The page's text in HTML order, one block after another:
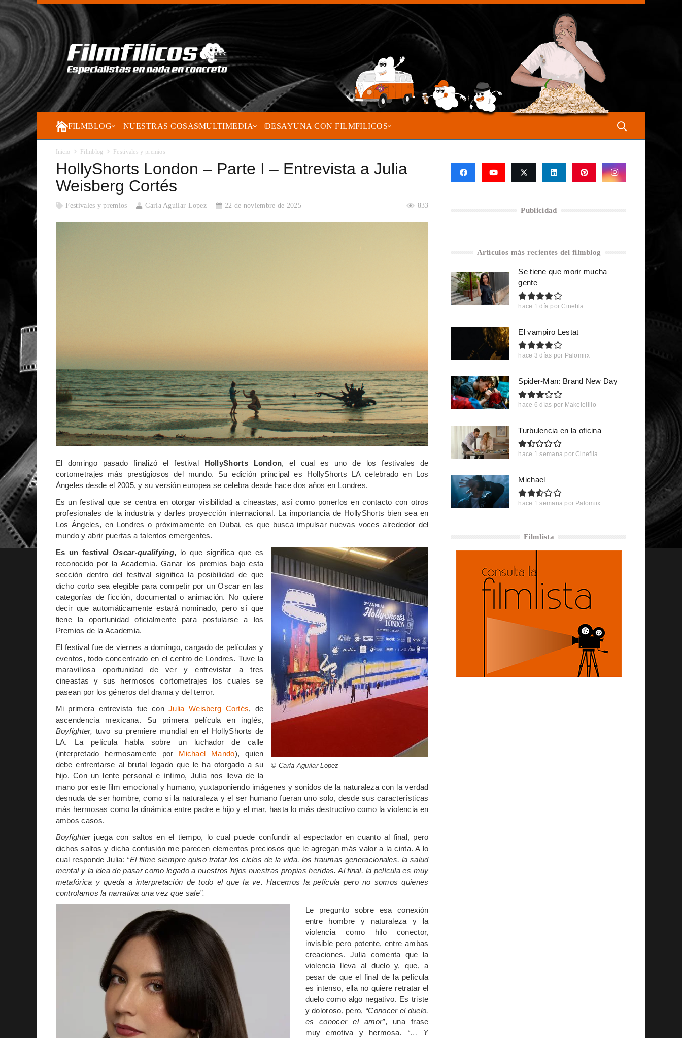
FILMBLOG NUESTRAS COSASMULTIMEDIA DESAYUNA CON FILMFILICOS
Inicio Filmblog Festivales y premios
HollyShorts London – Parte I – Entrevista a Julia
Weisberg Cortés
Festivales y premios Carla Aguilar Lopez 22 de noviembre de 2025 833
El domingo pasado finalizó el festival HollyShorts London, el cual es uno de los festivales de
cortometrajes más prestigiosos del mundo. Su edición principal es HollyShorts LA celebrado en Los
Ángeles desde el 2005, y su versión europea se celebra desde hace dos años en Londres.
Es un festival que se centra en otorgar visibilidad a cineastas, así como ponerlos en contacto con otros
profesionales de la industria y darles proyección internacional. La importancia de HollyShorts bien sea en
Los Ángeles, en Londres o próximamente en Dubai, es que busca impulsar nuevas voces alrededor del
mundo y abrir puertas a talentos emergentes.
© Carla Aguilar Lopez
Es un festivalOscar-qualifying, lo que significa que es
reconocido por la Academia. Ganar los premios bajo esta
sección dentro del festival significa la posibilidad de que
dicho corto sea elegible para competir por un Oscar en las
categorías de ficción, documental o animación. No quiere
decir que automáticamente estará nominado, pero sí que
tiene la oportunidad oficialmente para postularse a los
Premios de la Academia.
El festival fue de viernes a domingo, cargado de películas y
eventos, todo concentrado en el centro de Londres. Tuve la
maravillosa oportunidad de ver y entrevistar a tres
cineastas y sus hermosos cortometrajes los cuales se
pasean por los géneros del drama y del terror.
Mi primera entrevista fue conJulia Weisberg Cortés, de
ascendencia mexicana. Su primera película en inglés,
Boyfighter, tuvo su premiere mundial en el HollyShorts de
LA. La película habla sobre un luchador de calle
(interpretado hermosamente por Michael Mando), quien
debe enfrentarse al brutal legado que le ha otorgado a su
hijo. Con un lente personal e íntimo, Julia nos lleva de la
mano por este film emocional y humano, yuxtaponiendo imágenes y sonidos de la naturaleza con la verdad
desnuda de ser hombre, como si la naturaleza y el ser humano fueran uno solo, desde sus características
más hermosas como la dinámica entre padre e hijo y el mar, hasta lo más destructivo como la violencia en
ambos casos.
Boyfighterjuega con saltos en el tiempo, lo cual puede confundir al espectador en cuanto al final, pero
dichos saltos y dicha confusión me parecen elementos preciosos que le agregan más valor a la cinta. A lo
cual responde Julia: “El filme siempre quiso tratar los ciclos de la vida, los traumas generacionales, la salud
mental y la idea de pasar como legado a nuestros hijos nuestras propias heridas. Al final, la película es muy
metafórica y queda a interpretación de todo el que la ve. Hacemos la película pero no somos quienes
controlamos la narrativa una vez que sale”.
Le pregunto sobre esa conexión
entre hombre y naturaleza y la
violencia como hilo conector,
invisible pero potente, entre ambas
creaciones. Julia comenta que la
violencia lleva al duelo y, que, a
pesar de que el final de la película
es intenso, ella no quiere retratar el
duelo como algo negativo. Es triste
y doloroso, pero, “Conocer el duelo,
es conocer el amor”, una frase
muy emotiva y hermosa. “… Y
Publicidad
Artículos más recientes del filmblog
Se tiene que morir mucha
gente
hace 1 día por Cinefila
El vampiro Lestat
hace 3 días por Palomiix
Spider-Man: Brand New Day
hace 6 días por Makelelillo
Turbulencia en la oficina
hace 1 semana por Cinefila
Michael
hace 1 semana por Palomiix
Filmlista